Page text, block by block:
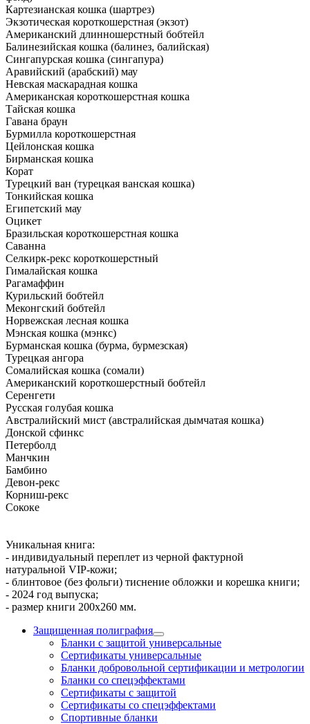
Картезианская кошка (шартрез)
Экзотическая короткошерстная (экзот)
Американский длинношерстный бобтейл
Балинезийская кошка (балинез, балийская)
Сингапурская кошка (сингапура)
Аравийский (арабский) мау
Невская маскарадная кошка
Американская короткошерстная кошка
Тайская кошка
Гавана браун
Бурмилла короткошерстная
Цейлонская кошка
Бирманская кошка
Корат
Турецкий ван (турецкая ванская кошка)
Тонкийская кошка
Египетский мау
Оцикет
Бразильская короткошерстная кошка
Саванна
Селкирк-рекс короткошерстный
Гималайская кошка
Рагамаффин
Курильский бобтейл
Меконгский бобтейл
Норвежская лесная кошка
Мэнская кошка (мэнкс)
Бурманская кошка (бурма, бурмезская)
Турецкая ангора
Сомалийская кошка (сомали)
Американский короткошерстный бобтейл
Серенгети
Русская голубая кошка
Австралийский мист (австралийская дымчатая кошка)
Донской сфинкс
Петерболд
Манчкин
Бамбино
Девон-рекс
Корниш-рекс
Сококе
Уникальная книга:
- индивидуальный переплет из черной фактурной
натуральной VIP-кожи;
- блинтовое (без фольги) тиснение обложки и корешка книги;
- 2024 год выпуска;
- размер книги 200х260 мм.
Защищенная полиграфия
Бланки с защитой универсальные
Сертификаты универсальные
Бланки добровольной сертификации и метрологии
Бланки со спецэффектами
Сертификаты с защитой
Сертификаты со спецэффектами
Спортивные бланки